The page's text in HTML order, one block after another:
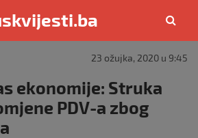
23 ožujka, 2020 u 9:45
ekonomije: Struka
PDV-a zbog